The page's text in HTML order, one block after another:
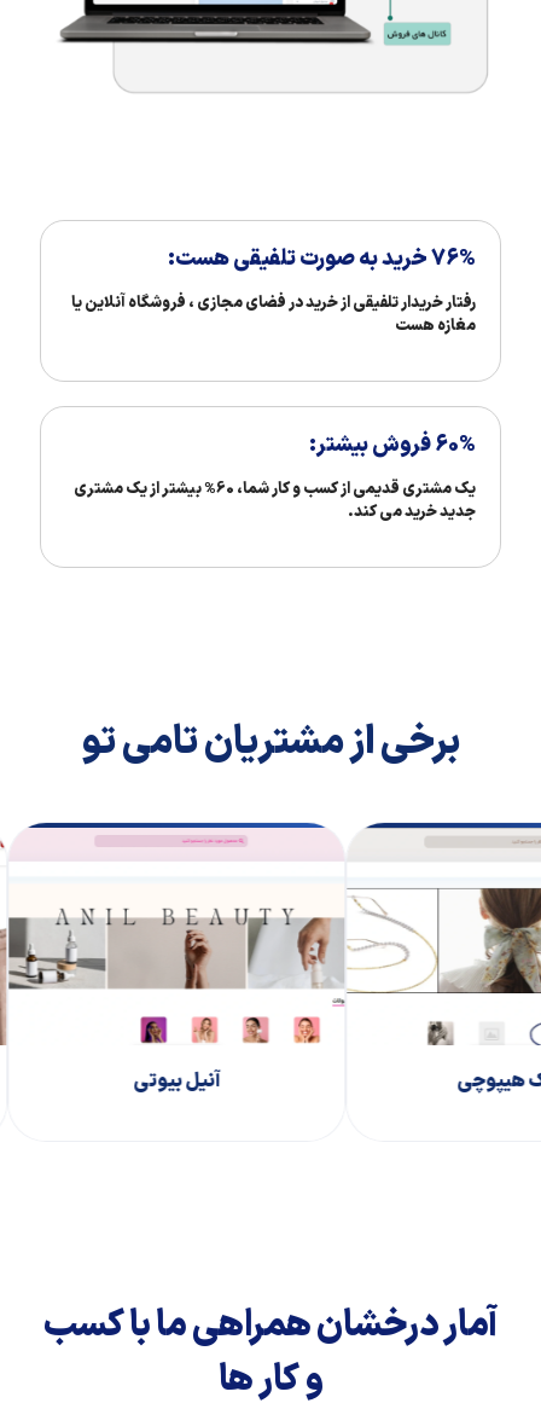
76% خرید به صورت تلفیقی هست:
رفتار خریدار تلفیقی از خرید در فضای مجازی ، فروشگاه آنلاین یا
مغازه هست
60% فروش بیشتر:
یک مشتری قدیمی از کسب و کار شما، 60% بیشتر از یک مشتری
جدید خرید می کند.
برخی از مشتریان تامی تو
آمار درخشان همراهی ما با کسب
و کار ها